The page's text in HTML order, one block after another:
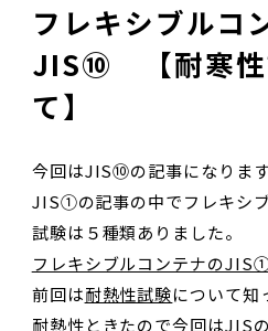
フレキシブルコ
JIS⑩ 【耐寒性
て】
今回はJIS⑩の記事になります
JIS①の記事の中でフレキシ
試験は５種類ありました。
フレキシブルコンテナの
前回は耐熱性試験について知
耐熱性ときたので今回はJIS